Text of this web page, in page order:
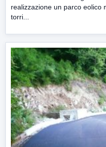
realizzazione un parco eolico
torri...